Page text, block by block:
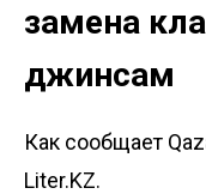
замена
джинсам
Как сообщает
Liter.KZ.